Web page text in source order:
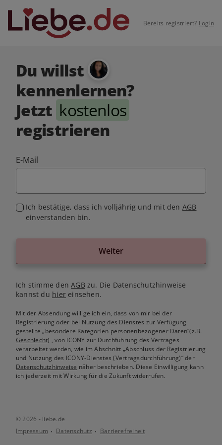
Bereits registriert? Login
Du willst
kennenlernen?
Jetzt kostenlos
registrieren
E-Mail
Ich bestätige, dass ich volljährig und mit den AGB
einverstanden bin.
Weiter
Ich stimme denAGB zu. Die Datenschutzhinweise
kannst du hiereinsehen.
Mit der Absendung willige ich ein, dass von mir bei der
Registrierung oder bei Nutzung des Dienstes zur Verfügung
gestellte„besondere Kategorien personenbezogener Daten“(z.B.
Geschlecht) , von ICONY zur Durchführung des Vertrages
verarbeitet werden, wie im Abschnitt „Abschluss der Registrierung
und Nutzung des ICONY-Dienstes (Vertragsdurchführung)“ der
Datenschutzhinweise näher beschrieben. Diese Einwilligung kann
ich jederzeit mit Wirkung für die Zukunft widerrufen.
© 2026 - liebe.de
Impressum
Datenschutz Barrierefreiheit